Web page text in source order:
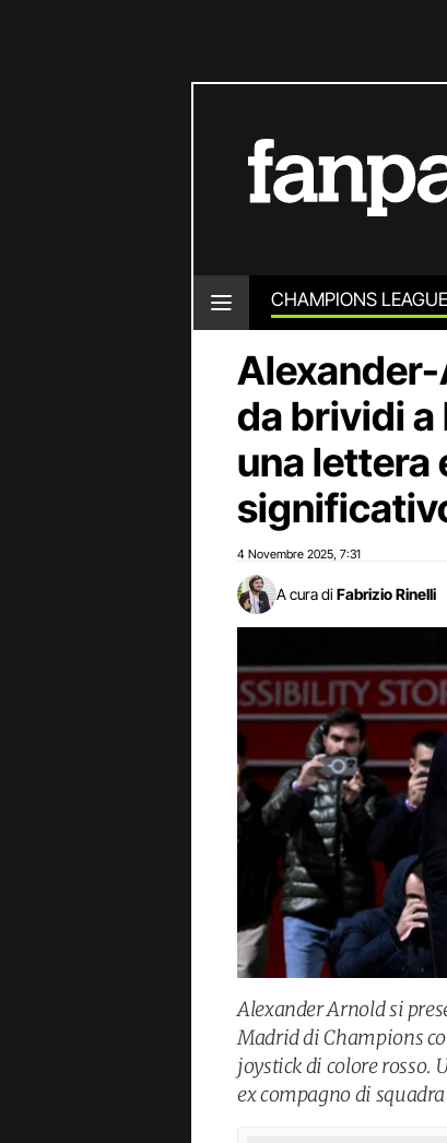
CHAMPIONS LEAGUE
da brividi a
una lettera
4 Novembre 2025 7:31
A cura di Fabrizio Rinelli
Alexander Arnold si
Madrid di Champions
joystick di colore rosso.
ex compagno di squadra